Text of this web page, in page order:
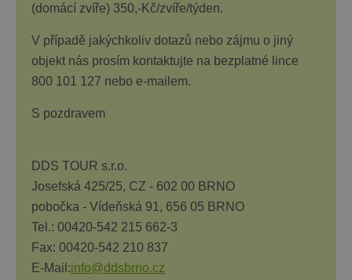
(domácí zvíře) 350,-Kč/zvíře/týden.
V případě jakýchkoliv dotazů nebo zájmu o jiný
objekt nás prosím kontaktujte na bezplatné lince
800 101 127 nebo e-mailem.
S pozdravem
DDS TOUR s.r.o.
Josefská 425/25, CZ - 602 00 BRNO
pobočka - Vídeňská 91, 656 05 BRNO
Tel.: 00420-542 215 662-3
Fax: 00420-542 210 837
E-Mail:info@ddsbrno.cz